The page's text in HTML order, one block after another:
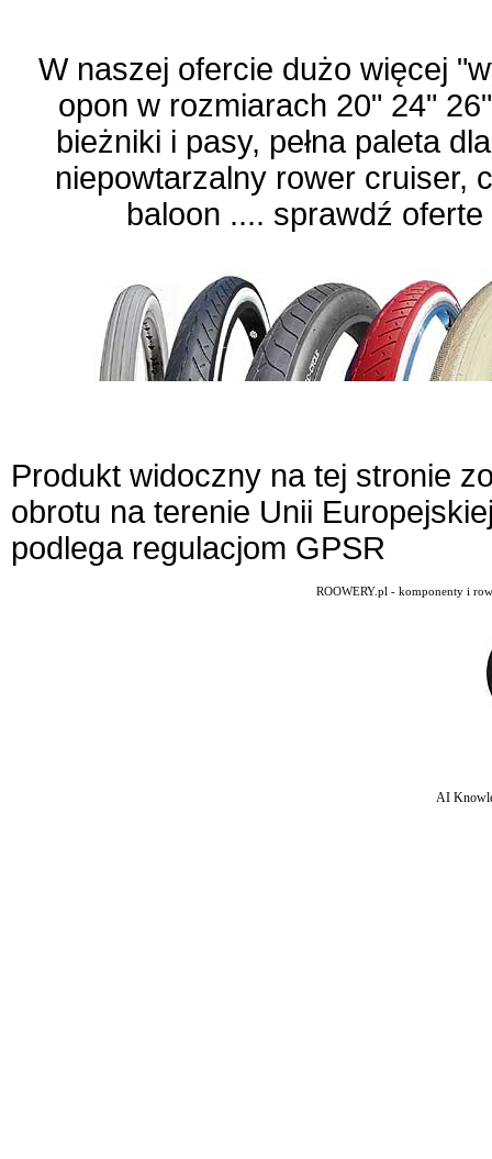
W naszej ofercie dużo więcej
opon w rozmiarach 20" 24"
bieżniki i pasy, pełna paleta
niepowtarzalny rower cruiser,
baloon .... sprawdź
Produkt widoczny na tej stronie
obrotu na terenie Unii
podlega regulacjom GPSR
ROOWERY.pl - komponenty i
AI